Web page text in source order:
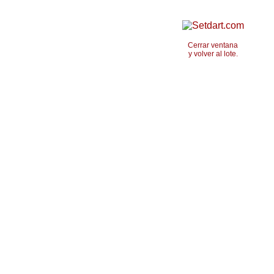
Cerrar ventana
y volver al lote.